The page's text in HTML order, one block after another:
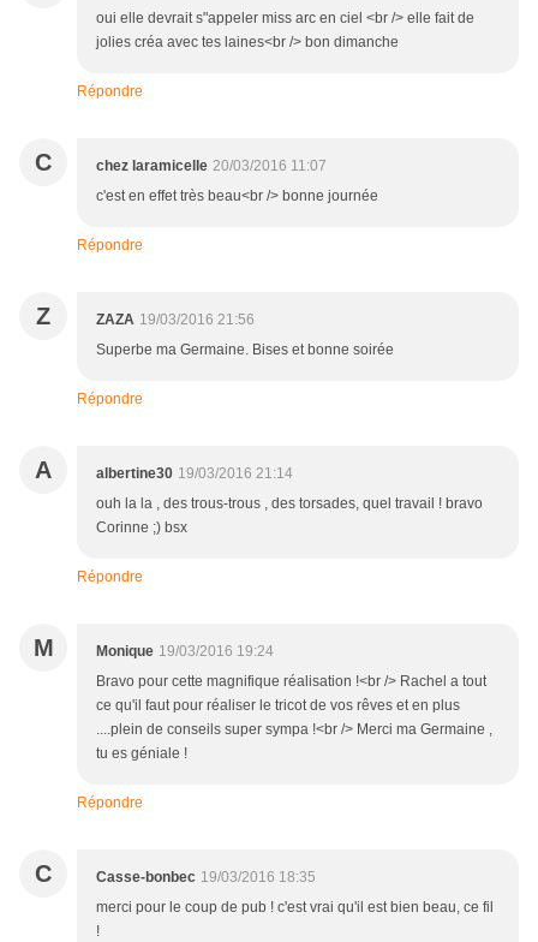
oui elle devrait s"appeler miss arc en ciel <br /> elle fait de
jolies créa avec tes laines<br /> bon dimanche
Répondre
C chez laramicelle 20/03/2016 11:07
c'est en effet très beau<br /> bonne journée
Répondre
Z ZAZA 19/03/2016 21:56
Superbe ma Germaine. Bises et bonne soirée
Répondre
A albertine30 19/03/2016 21:14
ouh la la , des trous-trous , des torsades, quel travail ! bravo
Corinne ;) bsx
Répondre
M Monique 19/03/2016 19:24
Bravo pour cette magnifique réalisation !<br /> Rachel a tout
ce qu'il faut pour réaliser le tricot de vos rêves et en plus
....plein de conseils super sympa !<br /> Merci ma Germaine ,
tu es géniale !
Répondre
C Casse-bonbec 19/03/2016 18:35
merci pour le coup de pub ! c'est vrai qu'il est bien beau, ce fil
!